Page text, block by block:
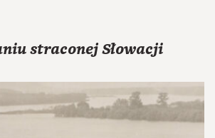
straconej Słowacji